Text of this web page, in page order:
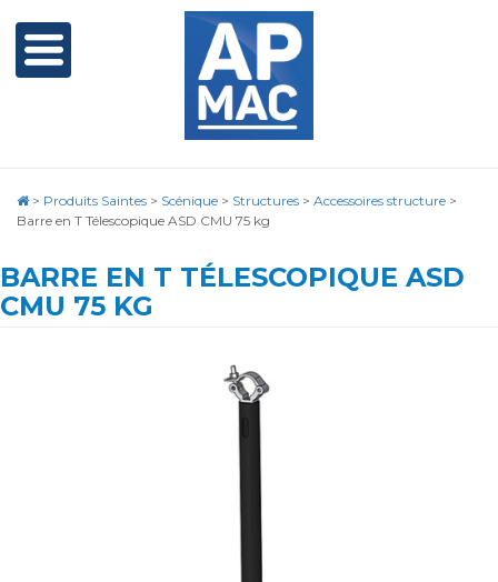
> Produits Saintes > Scénique > Structures > Accessoires structure >
Barre en T Télescopique ASD CMU 75 kg
BARRE EN T TÉLESCOPIQUE ASD
CMU 75 KG